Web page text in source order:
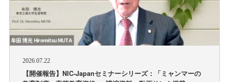
2026.07.22
【開催報告】NIC-Japanセミナーシリーズ：「ミャンマーの